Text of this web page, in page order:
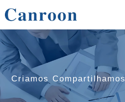
Criamos Compartilhamos